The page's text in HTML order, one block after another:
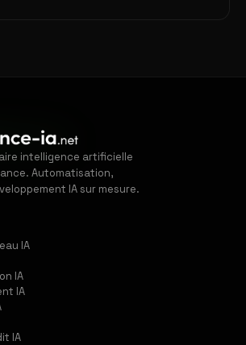
intelligence artificielle
Automatisation,
IA sur mesure.
IA
IA
IA
IA